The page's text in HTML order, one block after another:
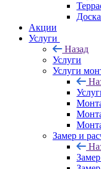
Акции
Услуги
Назад
Услуги
Услуги
Замер и